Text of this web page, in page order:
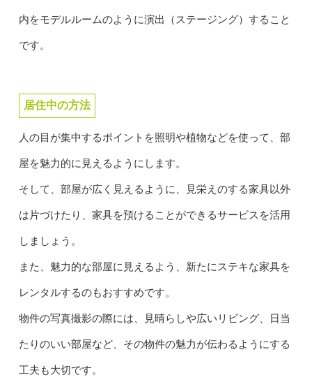
内をモデルルームのように演出（ステージング）すること
です。
居住中の方法
人の目が集中するポイントを照明や植物などを使って、部
屋を魅力的に見えるようにします。
そして、部屋が広く見えるように、見栄えのする家具以外
は片づけたり、家具を預けることができるサービスを活用
しましょう。
また、魅力的な部屋に見えるよう、新たにステキな家具を
レンタルするのもおすすめです。
物件の写真撮影の際には、見晴らしや広いリビング、日当
たりのいい部屋など、その物件の魅力が伝わるようにする
工夫も大切です。